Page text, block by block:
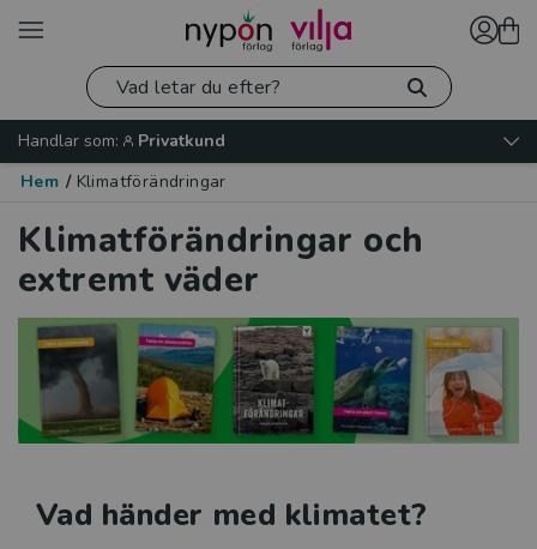
Handlar som:
Privatkund
Hem / Klimatförändringar
Klimatförändringar och
extremt väder
Vad händer med klimatet?